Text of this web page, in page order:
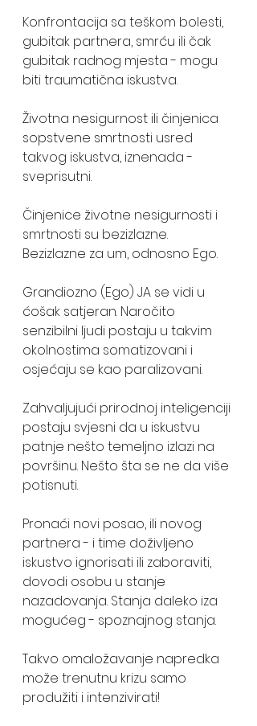
Konfrontacija sa teškom bolesti,
gubitak partnera, smrću ili čak
gubitak radnog mjesta - mogu
biti traumatična iskustva.
Životna nesigurnost ili činjenica
sopstvene smrtnosti usred
takvog iskustva, iznenada -
sveprisutni.
Činjenice životne nesigurnosti i
smrtnosti su bezizlazne.
Bezizlazne za um, odnosno Ego.
Grandiozno (Ego) JA se vidi u
ćošak satjeran. Naročito
senzibilni ljudi postaju u takvim
okolnostima somatizovani i
osjećaju se kao paralizovani.
Zahvaljujući prirodnoj inteligenciji
postaju svjesni da u iskustvu
patnje nešto temeljno izlazi na
površinu. Nešto šta se ne da više
potisnuti.
Pronaći novi posao, ili novog
partnera - i time doživljeno
iskustvo ignorisati ili zaboraviti,
dovodi osobu u stanje
nazadovanja. Stanja daleko iza
mogućeg - spoznajnog stanja.
Takvo omaložavanje napredka
može trenutnu krizu samo
produžiti i intenzivirati!